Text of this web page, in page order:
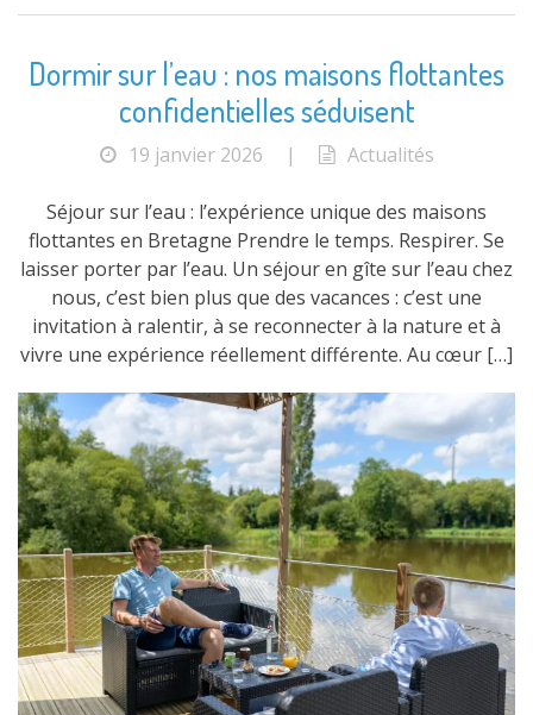
Dormir sur l’eau : nos maisons flottantes
confidentielles séduisent
19 janvier 2026 | Actualités
Séjour sur l’eau : l’expérience unique des maisons
flottantes en Bretagne Prendre le temps. Respirer. Se
laisser porter par l’eau. Un séjour en gîte sur l’eau chez
nous, c’est bien plus que des vacances : c’est une
invitation à ralentir, à se reconnecter à la nature et à
vivre une expérience réellement différente. Au cœur […]